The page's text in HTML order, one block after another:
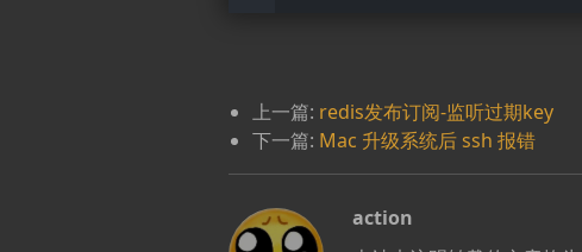
上一篇: redis发布订阅-监听过期key
下一篇: Mac 升级系统后 ssh 报错
action